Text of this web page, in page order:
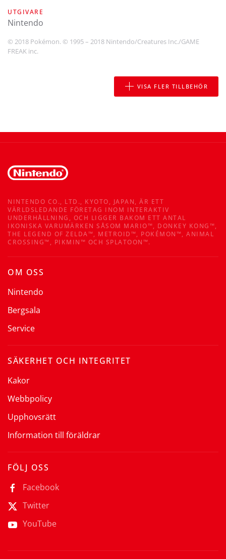
UTGIVARE
Nintendo
© 2018 Pokémon. © 1995 – 2018 Nintendo/Creatures Inc./GAME
FREAK inc.
VISA FLER TILLBEHÖR
NINTENDO CO., LTD., KYOTO, JAPAN, ÄR ETT
VÄRLDSLEDANDE FÖRETAG INOM INTERAKTIV
UNDERHÅLLNING, OCH LIGGER BAKOM ETT ANTAL
IKONISKA VARUMÄRKEN SÅSOM MARIO™, DONKEY KONG™,
THE LEGEND OF ZELDA™, METROID™, POKÉMON™, ANIMAL
CROSSING™, PIKMIN™ OCH SPLATOON™.
OM OSS
Nintendo
Bergsala
Service
SÄKERHET OCH INTEGRITET
Kakor
Webbpolicy
Upphovsrätt
Information till föräldrar
FÖLJ OSS
Facebook
Twitter
YouTube